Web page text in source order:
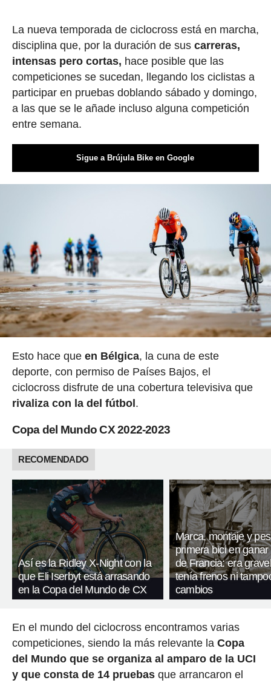
La nueva temporada de ciclocross está en marcha,
disciplina que, por la duración de sus carreras,
intensas pero cortas, hace posible que las
competiciones se sucedan, llegando los ciclistas a
participar en pruebas doblando sábado y domingo,
a las que se le añade incluso alguna competición
entre semana.
Sigue a Brújula Bike en Google
Esto hace que en Bélgica, la cuna de este
deporte, con permiso de Países Bajos, el
ciclocross disfrute de una cobertura televisiva que
rivaliza con la del fútbol .
Copa del Mundo CX 2022-2023
RECOMENDADO
Así es la Ridley X-Night con la
que Eli Iserbyt está arrasando
en la Copa del Mundo de CX
Marca, montaje y
primera bici en ganar
de Francia: era
tenía frenos ni
cambios
En el mundo del ciclocross encontramos varias
competiciones, siendo la más relevante la Copa
del Mundo que se organiza al amparo de la UCI
y que consta de 14 pruebasque arrancaron el